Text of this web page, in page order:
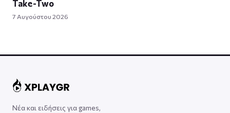
Take-Two
7 Αυγούστου 2026
Νέα και ειδήσεις για games,